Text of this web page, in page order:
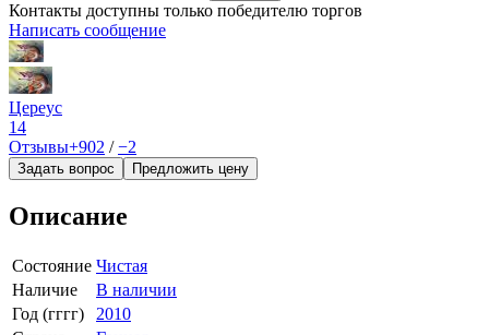
Контакты доступны только победителю торгов
Написать сообщение
Цереус
14
Отзывы+902 /−2
Задать вопрос Предложить цену
Описание
Состояние Чистая
Наличие
В наличии
Год (гггг)
2010